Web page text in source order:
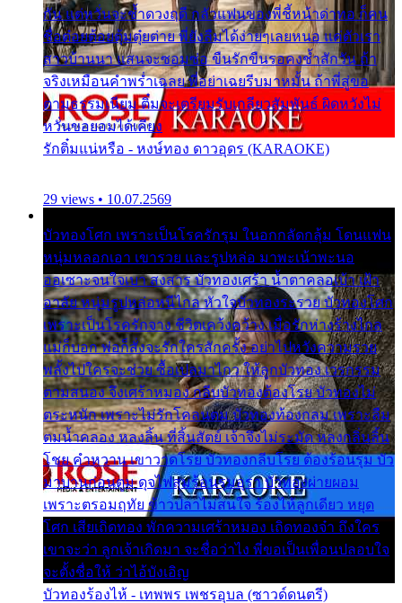
กัน แต่หวั่นจะช้ำดวงฤดี กลัวแฟนของพี่ชี้หน้าด่าทอ ก็คน
ชื่อต๋อยต้อยตุ้มตุ๋ยต่าย พี่ยังลืมได้ง่ายๆเลยหนอ แค่ตัวเรา
สาวบ้านนา แสนจะซอมซ่อ ขืนรักขืนรอคงช้ำสักวัน ถ้า
จริงเหมือนคำพร่ำเฉลย พี่อย่าเฉยรีบมาหมั้น ถ้าพี่สู่ขอ
ตามธรรมเนียม ติ๋มจะเตรียมรับเกลียวสัมพันธ์ ผิดหวังไม่
หวั่นขอยอมได้เคียง
รักติ๋มแน่หรือ - หงษ์ทอง ดาวอุดร (KARAOKE)
29 views • 10.07.2569
บัวทองโศก เพราะเป็นโรครักรุม ในอกกลัดกลุ้ม โดนแฟน
หนุ่มหลอกเอา เขารวย และรูปหล่อ มาพะเน้าพะนอ
ออเซาะจนใจเบา สงสาร บัวทองเศร้า น้ำตาคลอเบ้า เฝ้า
อาลัย หนุ่มรูปหล่อหนีไกล หัวใจบัวทองระรวย บัวทองโศก
เพราะเป็นโรครักจาง ชีวิตเคว้งคว้าง เมื่อรักห่างร้างไกล
แม่ก็บอก พ่อก็สั่งจะรักใครสักครั้ง อย่าไปหวังความรวย
พลั้งไปใครจะช่วย ซื้อเปลมาไกว ให้ลูกบัวทอง เวรกรรม
ตามสนอง จึงเศร้าหมอง กลีบบัวทองต้องโรย บัวทองไม่
ตระหนัก เพราะไม่รักโคลนตม บัวทองท้องกลม เพราะลืม
ตมน้ำคลอง หลงลิ้น ที่สิ้นสัตย์ เจ้าจึงไม่ระมัด หลงกลิ่นลิ้น
โชย คำหวาน เขาวาดโรย บัวทองกลีบโรย ต้องร้อนรุม บัว
มาบานก่อนตูม ดุจไฟสุมร้อนรุมอุรา บัวทองผ่ายผอม
เพราะตรอมฤทัย ข้าวปลาไม่สนใจ ร้องไห้ลูกเดียว หยุด
โศก เสียเถิดทอง พักความเศร้าหมอง เถิดทองจ๋า ถึงใคร
เขาจะว่า ลูกเจ้าเกิดมา จะชื่อว่าไง พี่ขอเป็นเพื่อนปลอบใจ
จะตั้งชื่อให้ ว่าไอ้บังเอิญ
บัวทองร้องไห้ - เทพพร เพชรอุบล (ซาวด์ดนตรี)